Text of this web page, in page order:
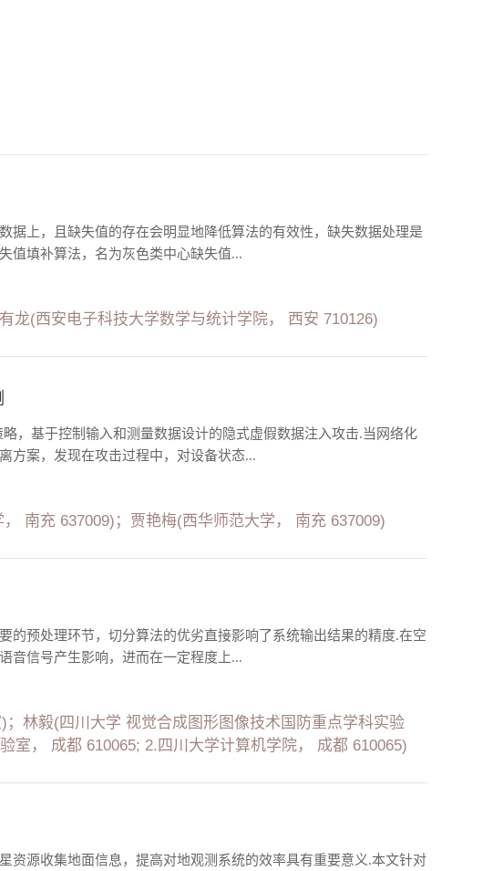
据上，且缺失值的存在会明显地降低算法的有效性，缺失数据处理是
值填补算法，名为灰色类中心缺失值...
龙(西安电子科技大学数学与统计学院， 西安 710126)
，基于控制输入和测量数据设计的隐式虚假数据注入攻击.当网络化
方案，发现在攻击过程中，对设备状态...
南充 637009)；贾艳梅(西华师范大学， 南充 637009)
的预处理环节，切分算法的优劣直接影响了系统输出结果的精度.在空
音信号产生影响，进而在一定程度上...
林毅(四川大学 视觉合成图形图像技术国防重点学科实验
室， 成都 610065; 2.四川大学计算机学院， 成都 610065)
资源收集地面信息，提高对地观测系统的效率具有重要意义.本文针对